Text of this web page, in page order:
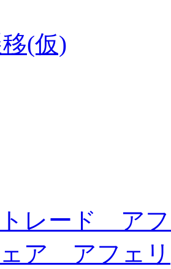
(仮)
レード ア
ア アフェリ